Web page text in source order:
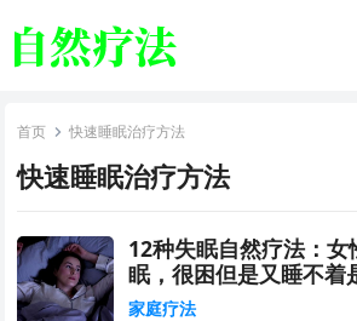
首页 快速睡眠治疗方法
快速睡眠治疗方法
12种失眠自然疗法：
眠，很困但是又睡不着
治疗失眠最有效的方法？
家庭疗法